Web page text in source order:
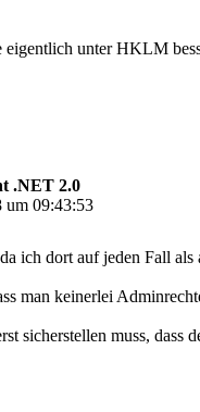
eigentlich unter HKLM
.NET 2.0
um 09:43:53
ich dort auf jeden Fall als
man keinerlei
sicherstellen muss, dass